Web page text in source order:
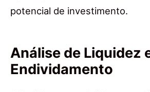
potencial de investimento.
Análise de Liquidez
Endividamento